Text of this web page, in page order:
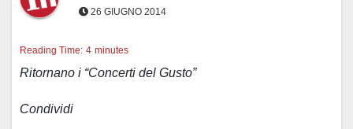
26 GIUGNO 2014
Reading Time: 4 minutes
Ritornano i “Concerti del Gusto”
Condividi